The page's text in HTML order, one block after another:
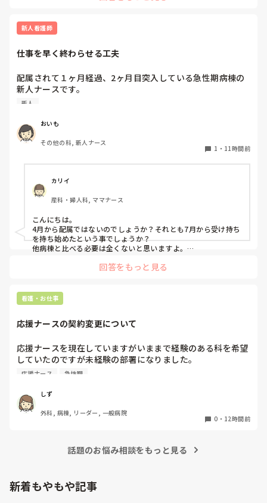
見て、発熱による負荷が大きい場合に解熱する方が良いので
はないかと考えています。
また、感染性発熱でセットポイントが上昇している段階、特
んが希望する場合を除いて積極的に行うメリットがあまりな
いのでは？とも感じています。
「解熱剤を使う・使わない」
「クーリングする・しない」
を何を基準に判断していますか？
みたいです。
その患者さんがどうかとかその時の状況によって対応は様々あ
ると思うので、この場合はこうするみたいなパターン的なもの
新人看護師
仕事を早く終わらせる工夫
配属されて１ヶ月経過、2ヶ月目突入している急性期病棟の
新人ナースです。
他の病棟の同期は4、5人受け持っている中まだ2人しか受け
しかも、2人受け持ちで平均1～3時間は残業しています。3
人目に入れないことに焦りを感じています。
頂きたいです。
新人
おいも
その他の科, 新人ナース
1 ・ 11時間前
カリイ
産科・婦人科, ママナース
こんにちは。
4月から配属ではないのでしょうか？それとも7月から受け持ち
を持ち始めたという事でしょうか？
他病棟と比べる必要は全くないと思いますよ。
まず、同じ病棟の先輩達はどうしていますか？先輩と比較して
す。
前日受け持ちがわかるなら、やりそうな処置等、手順や必要物
まで見学したり、マニュアルをみて先輩から教わってきた事の
これは私が新人時代、先輩に言われたことなのですが「そもそ
も超勤する前提で仕事してるよね？終わらせようとしてるな
ら、その動きにはならないよ。」と。今なら言いたいことがわ
超勤の手当はもらえますか？新人は超勤もらえなかったり、も
らえれば先輩達からブーイングと良いこと無しなので、とにか
く定時過ぎには終わるに限ります。一度先輩に相談しつつ、準
備や予習をして挑みましょう！
回答をもっと見る
看護・お仕事
応援ナースの契約変更について
応援ナースを現在していますがいままで経験のある科を希望
していたのですが未経験の部署になりました。
急性期なのもあって夜勤が不安で日勤のみに変更してもらう
容変更された経験のある方はいますか？
その場合給料も変更になりますか？
応援ナース 急性期
しず
外科, 病棟, リーダー, 一般病院
0 ・ 12時間前
話題のお悩み相談をもっと見る
新着もやもや記事